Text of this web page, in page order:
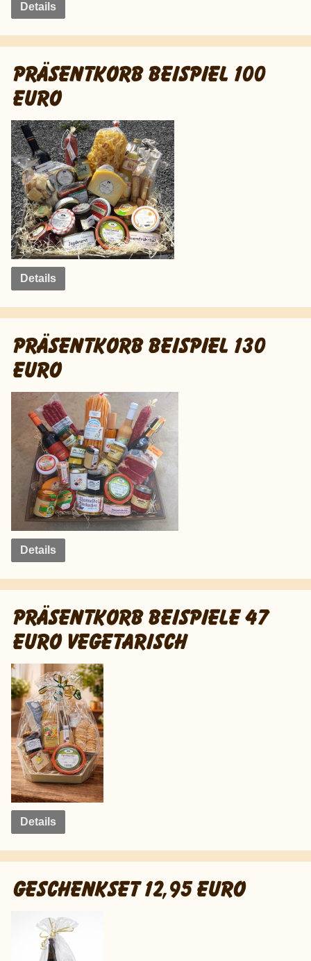
Details
PRÄSENTKORB BEISPIEL 100
EURO
Details
PRÄSENTKORB BEISPIEL 130
EURO
Details
PRÄSENTKORB BEISPIELE 47
EURO VEGETARISCH
Details
GESCHENKSET 12,95 EURO